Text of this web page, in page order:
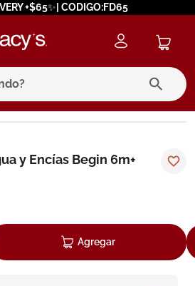
+$65✨| CODIGO:FD65
y Encías Begin 6m+
Agregar